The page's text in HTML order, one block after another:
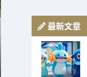
最新文章